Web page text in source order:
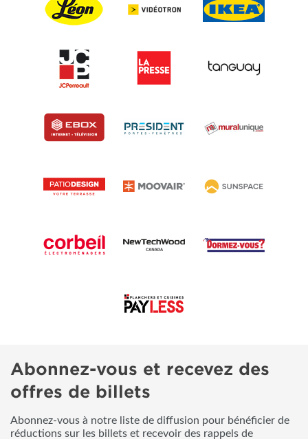
Abonnez-vous et recevez des
offres de billets
Abonnez-vous à notre liste de diffusion pour bénéficier de
réductions sur les billets et recevoir des rappels de